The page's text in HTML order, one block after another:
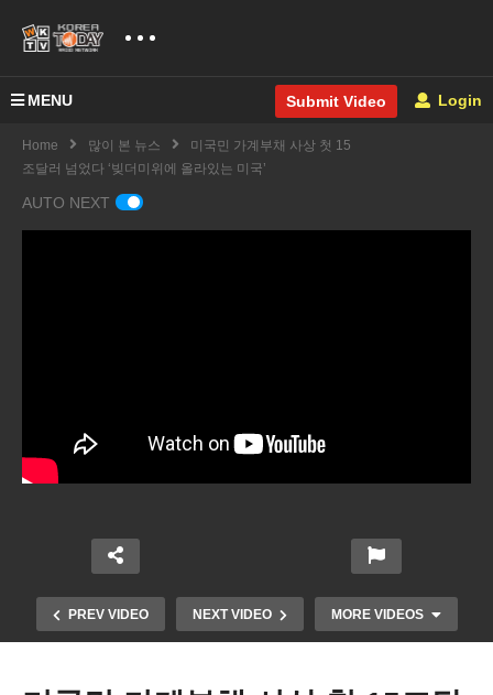
MENU Submit Video Login
Home 많이 본 뉴스
미국민 가계부채 사상 첫 15
조달러 넘었다 ‘빚더미위에 올라있는 미국’
AUTO NEXT
PREV VIDEO NEXT VIDEO MORE VIDEOS